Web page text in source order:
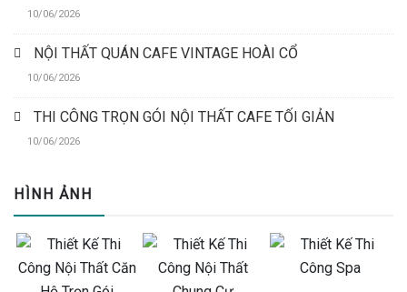
10/06/2026
NỘI THẤT QUÁN CAFE VINTAGE HOÀI CỔ
10/06/2026
THI CÔNG TRỌN GÓI NỘI THẤT CAFE TỐI GIẢN
10/06/2026
HÌNH ẢNH